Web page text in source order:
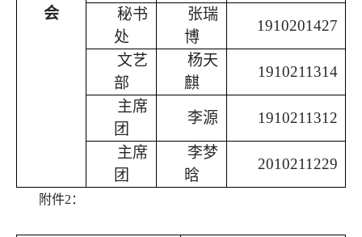
会
秘书
处
张瑞
博
1910201427
文艺
部
杨天
麒
1910211314
主席
团
李源 1910211312
主席
团
李梦
晗
2010211229
附件2 ：